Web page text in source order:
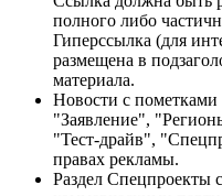
полного либо
Гиперссылка (для
размещена в
материала.
Новости с
"Заявление",
"Тест-драйв",
правах рекламы.
Раздел Спецпроекты